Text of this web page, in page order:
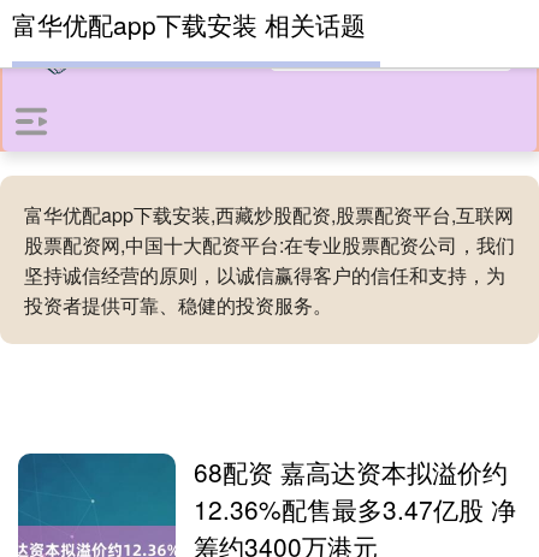
富华优配app下载安装,西藏炒股配资,股票配资平台,互联网
股票配资网,中国十大配资平台:在专业股票配资公司，我们
坚持诚信经营的原则，以诚信赢得客户的信任和支持，为
投资者提供可靠、稳健的投资服务。
富华优配app下载安装 相关话题
68配资 嘉高达资本拟溢价约
12.36%配售最多3.47亿股 净
筹约3400万港元